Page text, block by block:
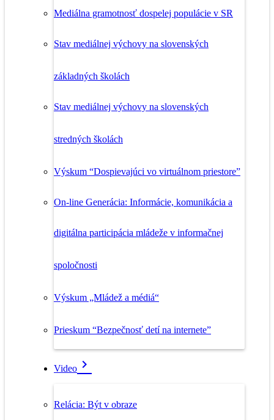
Mediálna gramotnosť dospelej populácie v SR
Stav mediálnej výchovy na slovenských
základných školách
Stav mediálnej výchovy na slovenských
stredných školách
Výskum “Dospievajúci vo virtuálnom priestore”
On-line Generácia: Informácie, komunikácia a
digitálna participácia mládeže v informačnej
spoločnosti
Výskum „Mládež a médiá“
Prieskum “Bezpečnosť detí na internete”
Video
Relácia: Být v obraze